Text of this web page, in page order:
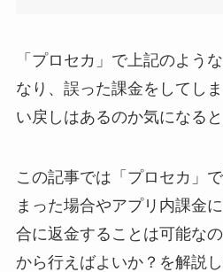
「プロセカ」で上記のよう
なり、誤った課金をしてし
い戻しはあるのか気になると
この記事では「プロセカ」
まった場合やアプリ内課金
合に返金することは可能な
から行えばよいか？を解説し